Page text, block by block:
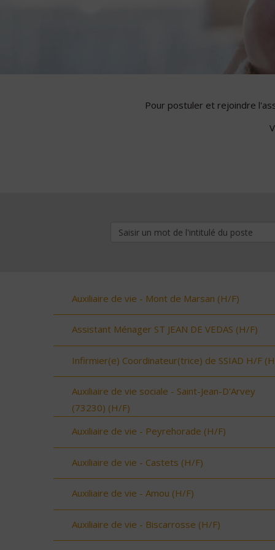
Pour postuler et rejoindre
Auxiliaire de vie - Mont de Marsan (H/F)
Assistant Ménager ST JEAN DE VEDAS (H/F)
Infirmier(e) Coordinateur(trice) de SSIAD H/F
Auxiliaire de vie sociale - Saint-Jean-D'Arvey
(73230) (H/F)
Auxiliaire de vie - Peyrehorade (H/F)
Auxiliaire de vie - Castets (H/F)
Auxiliaire de vie - Amou (H/F)
Auxiliaire de vie - Biscarrosse (H/F)